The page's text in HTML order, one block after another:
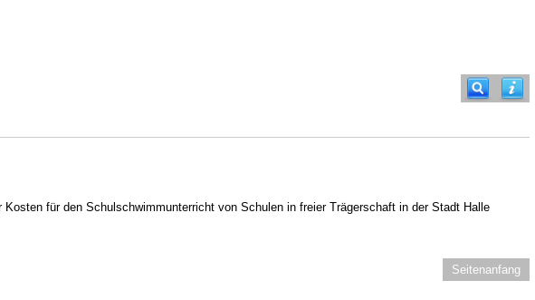
für den Schulschwimmunterricht von Schulen in freier Trägerschaft in der Stadt Halle
Seitenanfang